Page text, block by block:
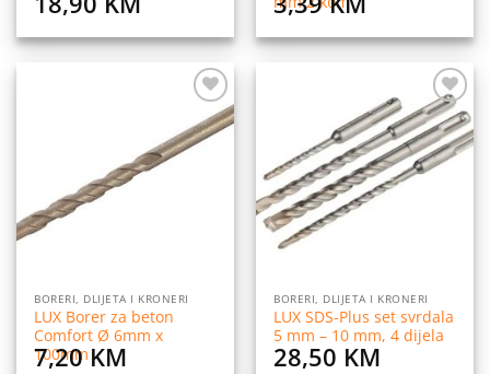
Dodaj
na
listu
BORERI, DLIJETA I KRONERI
LUX Borer za beton
Comfort Ø 6mm x
100mm
7,20KM
Dodaj
na
listu
želja
BORERI, DLIJETA I KRONERI
LUX SDS-Plus set svrdala
5 mm – 10 mm, 4 dijela
28,50 KM